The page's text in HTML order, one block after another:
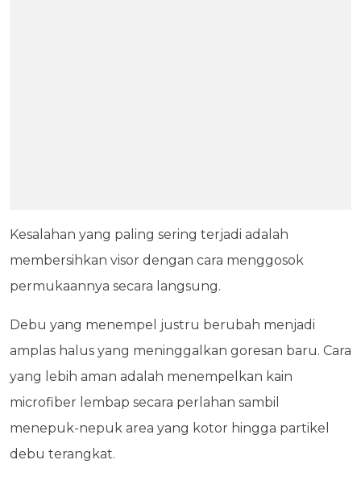
Kesalahan yang paling sering terjadi adalah
membersihkan visor dengan cara menggosok
permukaannya secara langsung.
Debu yang menempel justru berubah menjadi
amplas halus yang meninggalkan goresan baru. Cara
yang lebih aman adalah menempelkan kain
microfiber lembap secara perlahan sambil
menepuk-nepuk area yang kotor hingga partikel
debu terangkat.